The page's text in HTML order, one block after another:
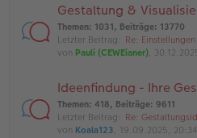
Gestaltung &
Themen: 1031, Beiträge: 13770
Letzter Beitrag: Re:
von Pauli (CEWEianer),
Ideenfindung - Ihre
Themen: 418, Beiträge: 9611
Letzter Beitrag: Re:
von Koala123, 19.09.2025, 20:34